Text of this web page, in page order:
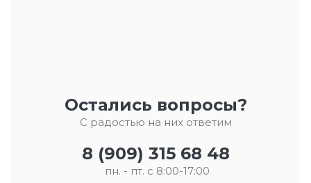
Остались вопросы?
С радостью на них ответим
8 (909) 315 68 48
пн. - пт. с 8:00-17:00